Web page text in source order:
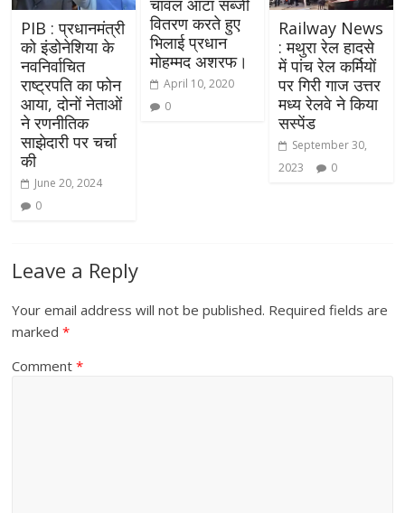
PIB : प्रधानमंत्री
को इंडोनेशिया के
नवनिर्वाचित
राष्ट्रपति का फोन
आया, दोनों नेताओं
ने रणनीतिक
साझेदारी पर चर्चा
की
June 20, 2024
0
वितरण करते हुए
भिलाई प्रधान
मोहम्मद अशरफ।
April 10, 2020
0
Railway News
: मथुरा रेल हादसे
में पांच रेल कर्मियों
पर गिरी गाज उत्तर
मध्य रेलवे ने किया
सस्पेंड
September 30,
2023
0
Leave a Reply
Your email address will not be published. Required fields are
marked*
Comment*